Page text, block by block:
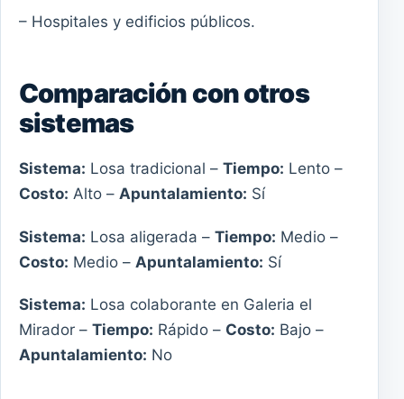
– Hospitales y edificios públicos.
Comparación con otros
sistemas
Sistema: Losa tradicional – Tiempo: Lento –
Costo: Alto – Apuntalamiento: Sí
Sistema: Losa aligerada – Tiempo: Medio –
Costo: Medio – Apuntalamiento: Sí
Sistema: Losa colaborante en Galeria el
Mirador – Tiempo: Rápido – Costo: Bajo –
Apuntalamiento: No